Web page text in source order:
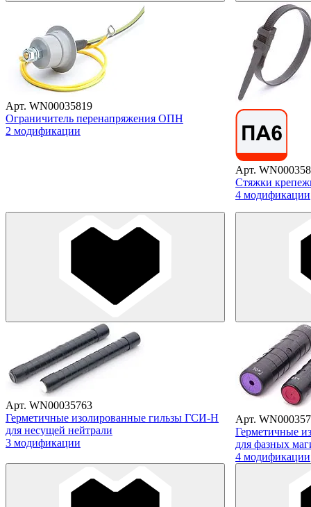
Арт. WN00035819
Ограничитель перенапряжения ОПН
2 модификации
Арт.
Cтяжки
4 модификации
Арт. WN00035763
Герметичные изолированные гильзы ГСИ-Н
для несущей нейтрали
3 модификации
Арт.
Герметичные
для фазных
4 модификации